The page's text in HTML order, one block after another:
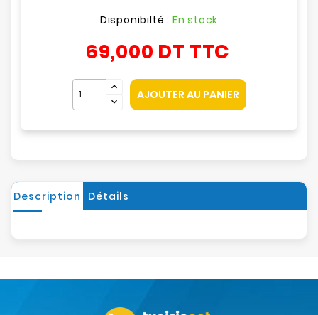
Disponibilté : En stock
69,000 DT TTC
AJOUTER AU PANIER
Description Détails